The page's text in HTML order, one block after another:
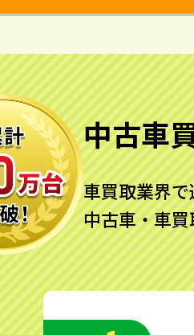
中古車
車買取業界
中古車・車